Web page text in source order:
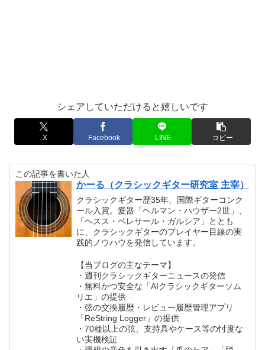
シェアしていただけると嬉しいです
X Facebook LINE コピー
この記事を書いた人
かーる（クラシックギター研究室 主宰）
クラシックギター歴35年、国際ギターコンク
ール入賞。愛器「ヘルマン・ハウザー2世」、
「ヘスス・ベレサール・ガルシア」ととも
に、クラシックギターのプレイヤー目線の実
践的ノウハウを発信しています。
【当ブログの主なテーマ】
・週刊クラシックギターニュースの発信
・無料かつ安全な「AIクラシックギターソム
リエ」の提供
・弦の交換履歴・レビュー履歴管理アプリ
「ReString Logger」の提供
・70種以上の弦、支持具やケース等の忖度な
い実機検証